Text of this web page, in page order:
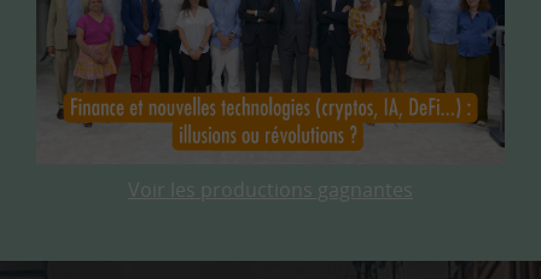
Voir les productions gagnantes